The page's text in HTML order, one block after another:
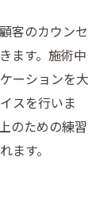
客のカウンセ
ます。施術中
ーションを大
スを行いま
のための練習
ます。